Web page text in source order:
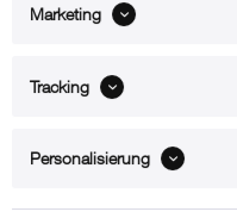
Marketing
Tracking
Personalisierung